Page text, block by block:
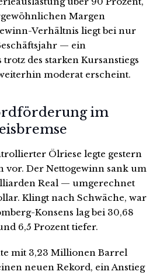
Margen
Verhältnis liegt bei nur
— ein
des starken Kursanstiegs
moderat erscheint.
im
Ölriese legte gestern
vor. Der Nettogewinn sank um
Real — umgerechnet
Klingt nach Schwäche, war
Konsens lag bei 30,68
6,5 Prozent tiefer.
mit 3,23 Millionen Barrel
neuen Rekord, ein Anstieg